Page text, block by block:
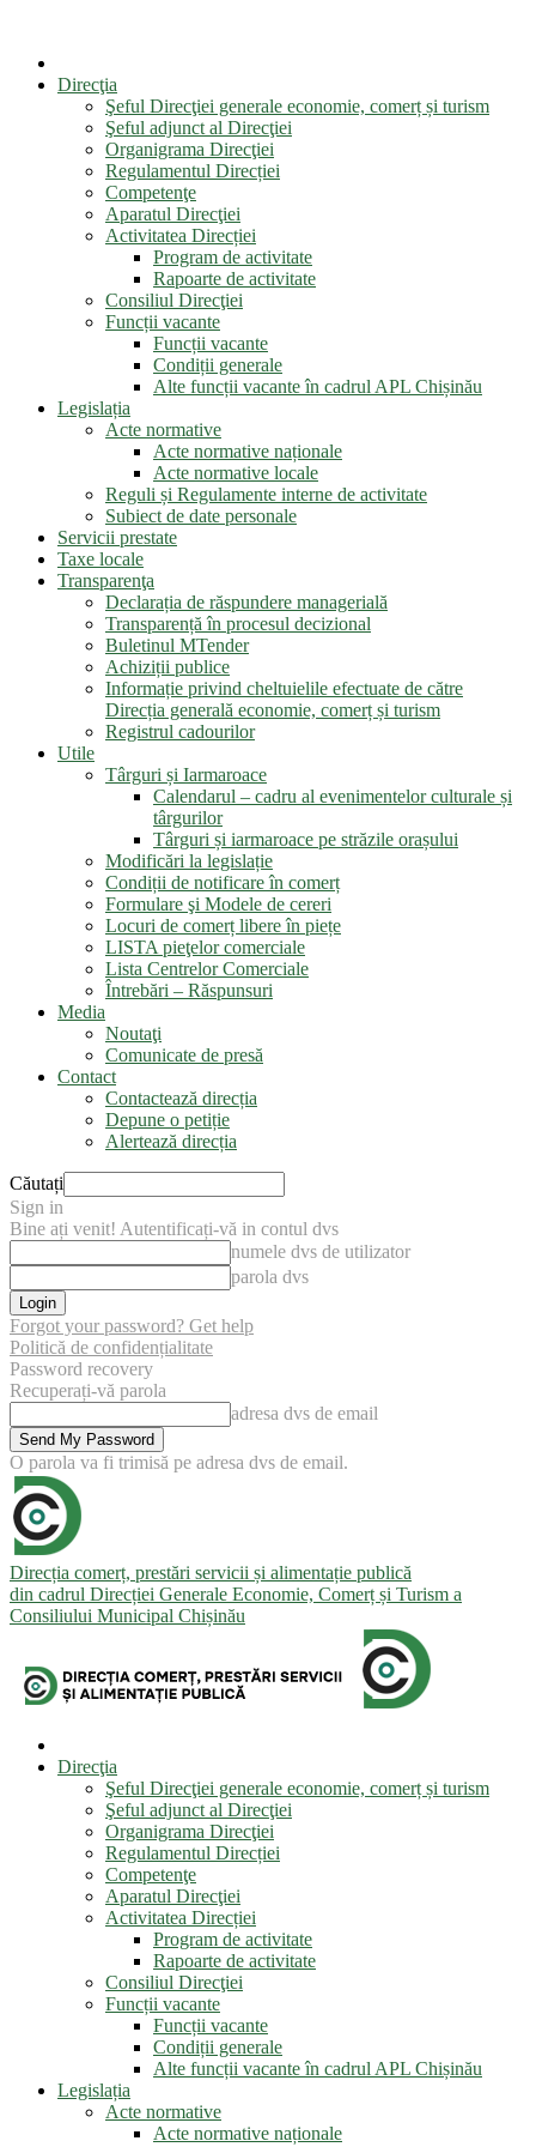
Direcţia
Şeful Direcţiei generale economie, comerț și turism
Şeful adjunct al Direcţiei
Organigrama Direcţiei
Regulamentul Direcției
Competenţe
Aparatul Direcţiei
Activitatea Direcției
Program de activitate
Rapoarte de activitate
Consiliul Direcţiei
Funcții vacante
Funcții vacante
Condiții generale
Alte funcții vacante în cadrul APL Chișinău
Legislația
Acte normative
Acte normative naționale
Acte normative locale
Reguli și Regulamente interne de activitate
Subiect de date personale
Servicii prestate
Taxe locale
Transparenţa
Declarația de răspundere managerială
Transparență în procesul decizional
Buletinul MTender
Achiziții publice
Informație privind cheltuielile efectuate de către
Direcția generală economie, comerț și turism
Registrul cadourilor
Utile
Târguri și Iarmaroace
Calendarul – cadru al evenimentelor culturale și
târgurilor
Târguri și iarmaroace pe străzile orașului
Modificări la legislație
Condiții de notificare în comerț
Formulare şi Modele de cereri
Locuri de comerț libere în piețe
LISTA pieţelor comerciale
Lista Centrelor Comerciale
Întrebări – Răspunsuri
Media
Noutaţi
Comunicate de presă
Contact
Contactează direcția
Depune o petiție
Alertează direcția
Căutați
Sign in
Bine ați venit! Autentificați-vă in contul dvs
numele dvs de utilizator
parola dvs
Forgot your password? Get help
Politică de confidențialitate
Password recovery
Recuperați-vă parola
adresa dvs de email
O parola va fi trimisă pe adresa dvs de email.
Direcția comerț, prestări servicii și alimentație publică
din cadrul Direcției Generale Economie, Comerț și Turism a
Consiliului Municipal Chișinău
Direcţia
Şeful Direcţiei generale economie, comerț și turism
Şeful adjunct al Direcţiei
Organigrama Direcţiei
Regulamentul Direcției
Competenţe
Aparatul Direcţiei
Activitatea Direcției
Program de activitate
Rapoarte de activitate
Consiliul Direcţiei
Funcții vacante
Funcții vacante
Condiții generale
Alte funcții vacante în cadrul APL Chișinău
Legislația
Acte normative
Acte normative naționale